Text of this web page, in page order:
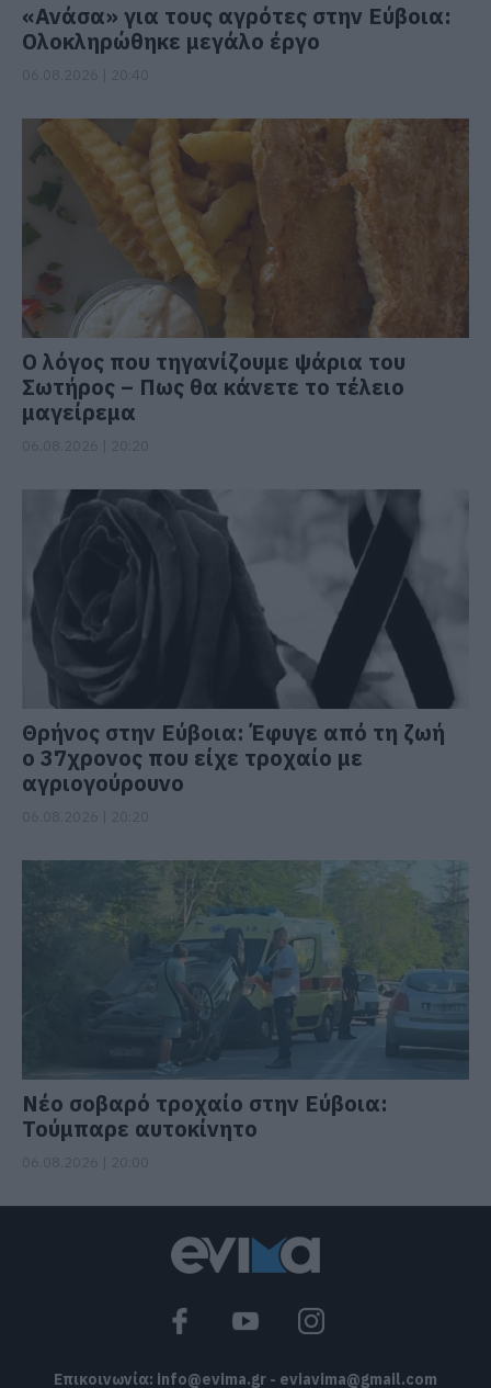
«Ανάσα» για τους αγρότες στην Εύβοια:
Ολοκληρώθηκε μεγάλο έργο
Ο λόγος που τηγανίζουμε ψάρια του
Σωτήρος – Πως θα κάνετε το τέλειο
μαγείρεμα
Θρήνος στην Εύβοια: Έφυγε από τη ζωή
ο 37χρονος που είχε τροχαίο με
αγριογούρουνο
Νέο σοβαρό τροχαίο στην Εύβοια:
Τούμπαρε αυτοκίνητο
Επικοινωνία: info@evima.gr - eviavima@gmail.com